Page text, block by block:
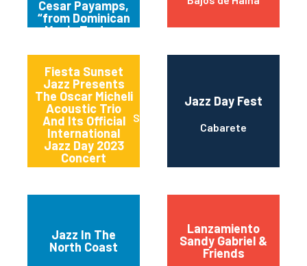
Cesar Payamps,
“from Dominican
Music To Jazz
World”
Fiesta Sunset
Jazz Presents
The Oscar Micheli
Acoustic Trio
And Its Official
International
Jazz Day 2023
Concert
Santo Domingo
Jazz Day Fest
Cabarete
Jazz In The
North Coast
Lanzamiento
Sandy Gabriel &
Friends